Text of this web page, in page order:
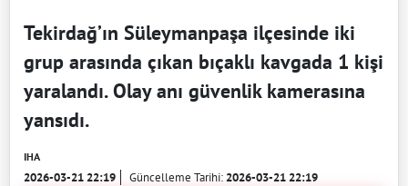
Tekirdağ’ın Süleymanpaşa ilçesinde iki
grup arasında çıkan bıçaklı kavgada 1 kişi
yaralandı. Olay anı güvenlik kamerasına
yansıdı.
IHA
2026-03-21 22:19 Güncelleme Tarihi:2026-03-21 22:19